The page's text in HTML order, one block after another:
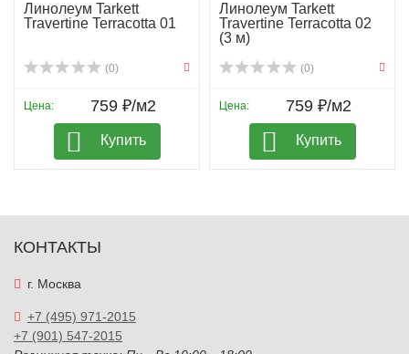
Линолеум Tarkett
Travertine Terracotta 01
(0)
Цена: 759 ₽/м2
Купить
Линолеум Tarkett
Travertine Terracotta 02
(3 м)
(0)
Цена: 759 ₽/м2
Купить
КОНТАКТЫ
г. Москва
+7 (495) 971-2015
+7 (901) 547-2015